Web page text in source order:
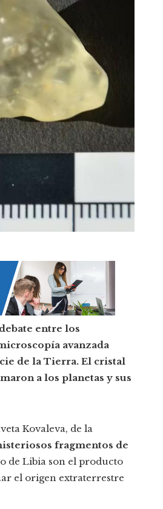
entre los
avanzada
de la Tierra. El cristal
a los planetas y sus
Kovaleva, de la
fragmentos de
de Libia son el producto
el origen extraterrestre